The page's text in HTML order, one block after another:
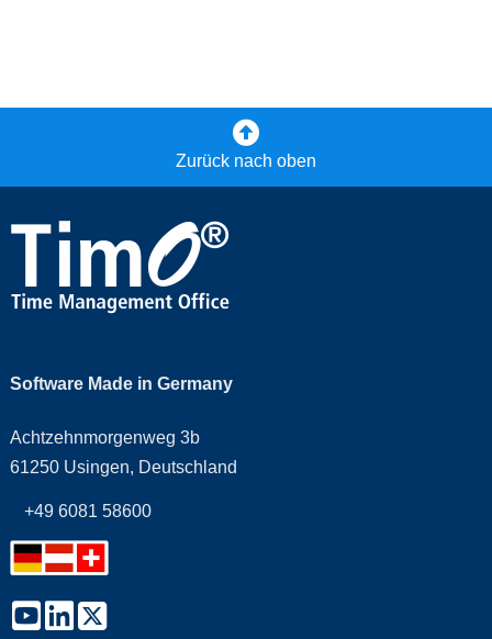
Zurück nach oben
Software Made in Germany
Achtzehnmorgenweg 3b
61250 Usingen, Deutschland
+49 6081 58600